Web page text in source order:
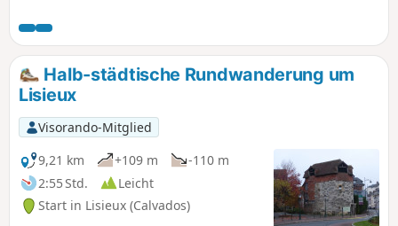
Halb-städtische Rundwanderung um
Lisieux
Visorando-Mitglied
9,21 km
+109 m
-110 m
2:55 Std.
Leicht
Start in Lisieux (Calvados)